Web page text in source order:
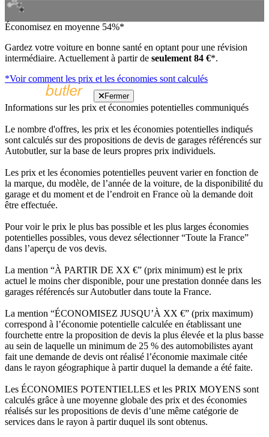
Économisez en moyenne 54%*
Gardez votre voiture en bonne santé en optant pour une révision
intermédiaire. Actuellement à partir de seulement 84 €*.
*Voir comment les prix et les économies sont calculés
Fermer
Informations sur les prix et économies potentielles communiqués
Le nombre d'offres, les prix et les économies potentielles indiqués
sont calculés sur des propositions de devis de garages référencés sur
Autobutler, sur la base de leurs propres prix individuels.
Les prix et les économies potentielles peuvent varier en fonction de
la marque, du modèle, de l’année de la voiture, de la disponibilité du
garage et du moment et de l’endroit en France où la demande doit
être effectuée.
Pour voir le prix le plus bas possible et les plus larges économies
potentielles possibles, vous devez sélectionner “Toute la France”
dans l’aperçu de vos devis.
La mention “À PARTIR DE XX €” (prix minimum) est le prix
actuel le moins cher disponible, pour une prestation donnée dans les
garages référencés sur Autobutler dans toute la France.
La mention “ÉCONOMISEZ JUSQU’À XX €” (prix maximum)
correspond à l’économie potentielle calculée en établissant une
fourchette entre la proposition de devis la plus élevée et la plus basse
au sein de laquelle un minimum de 25 % des automobilistes ayant
fait une demande de devis ont réalisé l’économie maximale citée
dans le rayon géographique à partir duquel la demande a été faite.
Les ÉCONOMIES POTENTIELLES et les PRIX MOYENS sont
calculés grâce à une moyenne globale des prix et des économies
réalisés sur les propositions de devis d’une même catégorie de
services dans le rayon à partir duquel ils sont obtenus.